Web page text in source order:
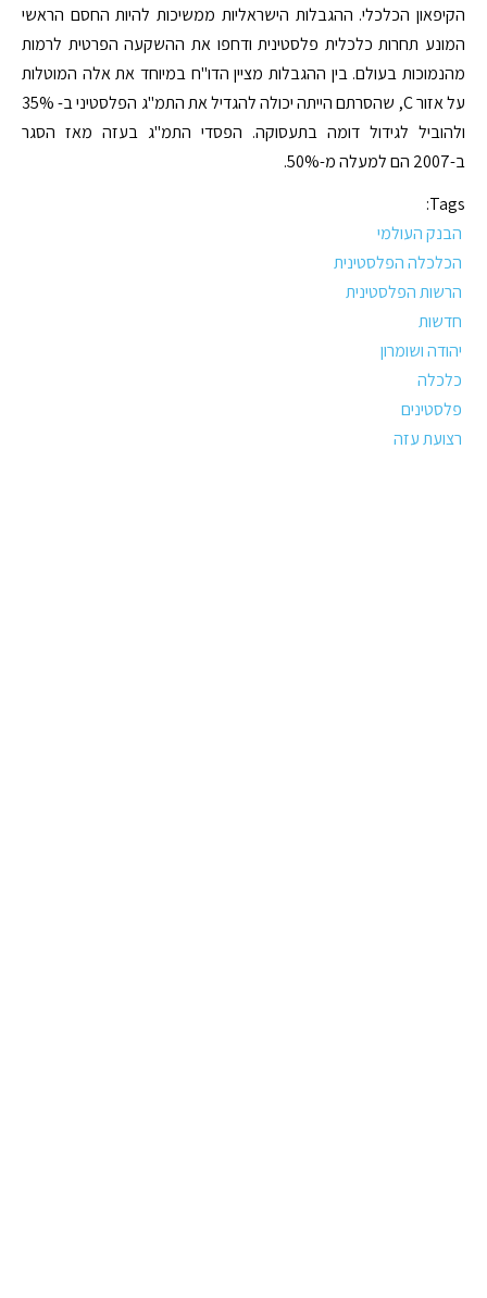
הקיפאון הכלכלי. ההגבלות הישראליות ממשיכות להיות החסם הראשי
המונע תחרות כלכלית פלסטינית ודחפו את ההשקעה הפרטית לרמות
מהנמוכות בעולם. בין ההגבלות מציין הדו"ח במיוחד את אלה המוטלות
על אזור C, שהסרתם הייתה יכולה להגדיל את התמ"ג הפלסטיני ב- 35%
ולהוביל לגידול דומה בתעסוקה. הפסדי התמ"ג בעזה מאז הסגר
ב-2007 הם למעלה מ-50%.
Tags:
הבנק העולמי
הכלכלה הפלסטינית
הרשות הפלסטינית
חדשות
יהודה ושומרון
כלכלה
פלסטינים
רצועת עזה